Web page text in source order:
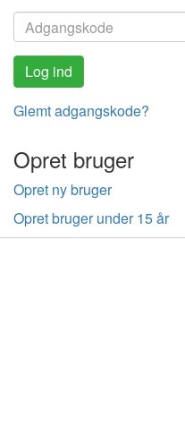
Glemt adgangskode?
Opret bruger
Opret ny bruger
Opret bruger under 15 år